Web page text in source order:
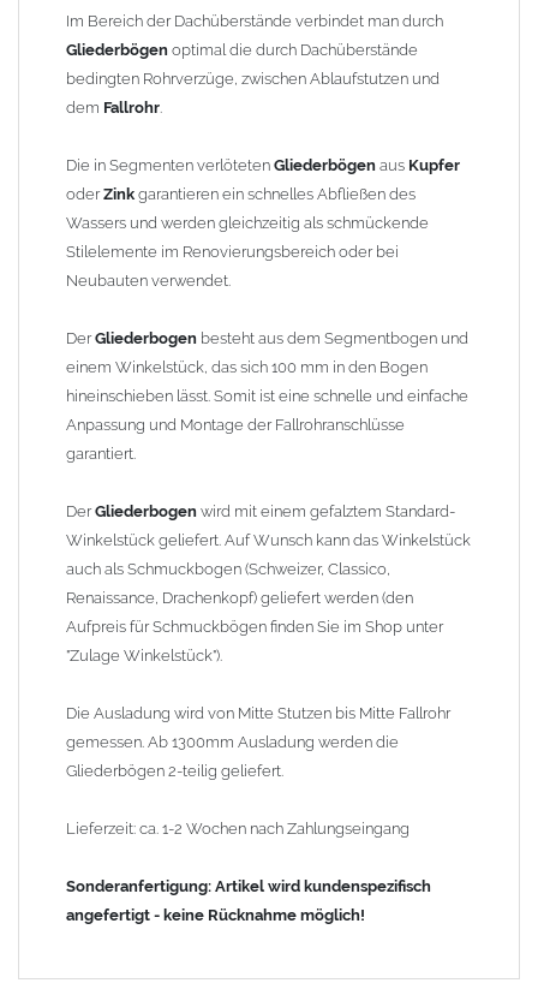
finden Sie im Shop unter "Zulage Winkelstück").
Die Ausladung wird von Mitte Stutzen bis Mitte Fallrohr
gemessen. Ab 1300mm Ausladung werden die Gliederbögen 2-
Lieferzeit: ca. 1-2 Wochen nach Zahlungseingang
Sonderanfertigung: Artikel wird kundenspezifisch angefertigt -
keine Rücknahme möglich!
Im Bereich der Dachüberstände verbindet man durch
Gliederbögen optimal die durch Dachüberstände
bedingten Rohrverzüge, zwischen Ablaufstutzen und
dem Fallrohr.
Die in Segmenten verlöteten Gliederbögen aus Kupfer
oderZink garantieren ein schnelles Abfließen des
Wassers und werden gleichzeitig als schmückende
Stilelemente im Renovierungsbereich oder bei
Neubauten verwendet.
DerGliederbogen besteht aus dem Segmentbogen und
einem Winkelstück, das sich 100 mm in den Bogen
hineinschieben lässt. Somit ist eine schnelle und einfache
Anpassung und Montage der Fallrohranschlüsse
garantiert.
DerGliederbogen wird mit einem gefalztem Standard-
Winkelstück geliefert. Auf Wunsch kann das Winkelstück
auch als Schmuckbogen (Schweizer, Classico,
Renaissance, Drachenkopf) geliefert werden (den
Aufpreis für Schmuckbögen finden Sie im Shop unter
"Zulage Winkelstück").
Die Ausladung wird von Mitte Stutzen bis Mitte Fallrohr
gemessen. Ab 1300mm Ausladung werden die
Gliederbögen 2-teilig geliefert.
Lieferzeit: ca. 1-2 Wochen nach Zahlungseingang
Sonderanfertigung: Artikel wird kundenspezifisch
angefertigt - keine Rücknahme möglich!